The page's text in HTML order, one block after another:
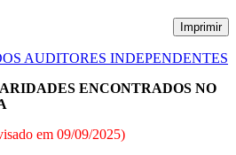
Imprimir
AUDITORES INDEPENDENTES
ENCONTRADOS NO
em 09/09/2025)